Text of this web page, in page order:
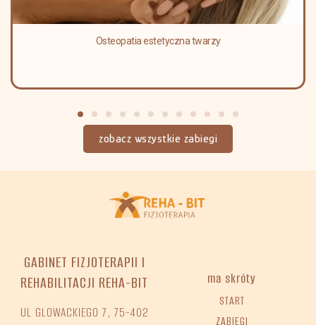
Osteopatia estetyczna twarzy
zobacz wszystkie zabiegi
GABINET FIZJOTERAPII I
REHABILITACJI REHA-BIT
UL GLOWACKIEGO 7, 75-402
ma skróty
START
ZABIEGI